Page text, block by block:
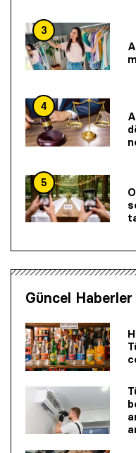
3
4
5
Güncel Haberler